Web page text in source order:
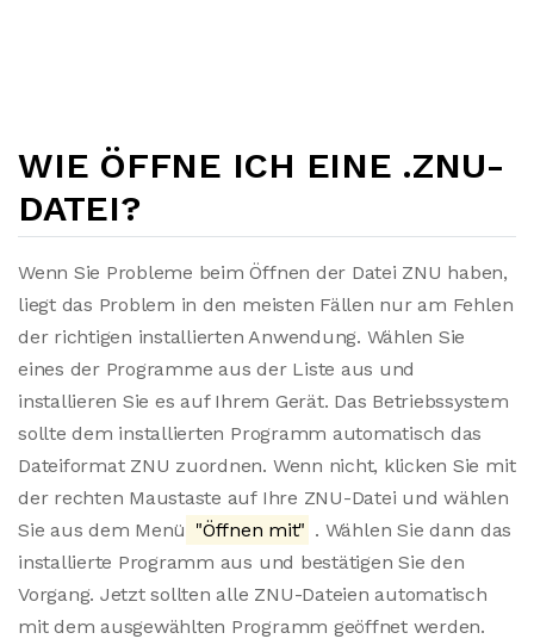
WIE ÖFFNE ICH EINE .ZNU-
DATEI?
Wenn Sie Probleme beim Öffnen der Datei ZNU haben,
liegt das Problem in den meisten Fällen nur am Fehlen
der richtigen installierten Anwendung. Wählen Sie
eines der Programme aus der Liste aus und
installieren Sie es auf Ihrem Gerät. Das Betriebssystem
sollte dem installierten Programm automatisch das
Dateiformat ZNU zuordnen. Wenn nicht, klicken Sie mit
der rechten Maustaste auf Ihre ZNU-Datei und wählen
Sie aus dem Menü "Öffnen mit" . Wählen Sie dann das
installierte Programm aus und bestätigen Sie den
Vorgang. Jetzt sollten alle ZNU-Dateien automatisch
mit dem ausgewählten Programm geöffnet werden.